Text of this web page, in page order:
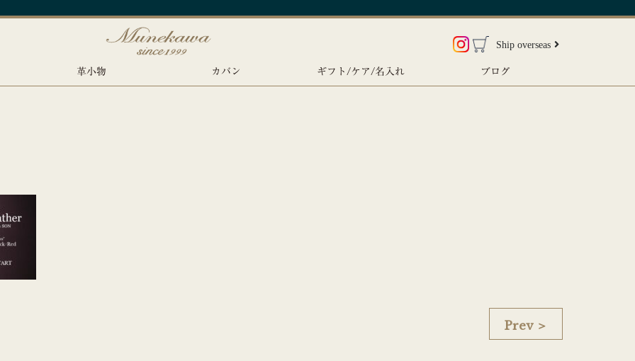
Ship overseas
革小物 カバン ギフト/ケア/名入れ ブログ
Prev ＞